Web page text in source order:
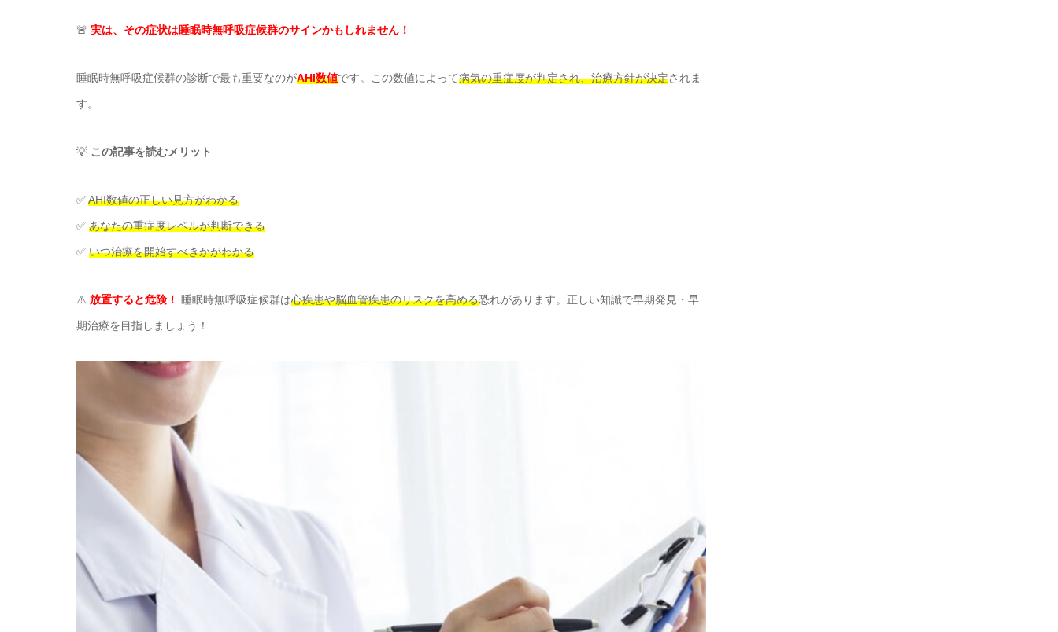
🚨 実は、その症状は睡眠時無呼吸症候群のサインかもしれません！
睡眠時無呼吸症候群の診断で最も重要なのがAHI数値です。この数値によって病気の重症度が判定され、治療方針が決定されま
す。
💡 この記事を読むメリット
✅AHI数値の正しい見方がわかる
✅ あなたの重症度レベルが判断できる
✅ いつ治療を開始すべきかがわかる
⚠️ 放置すると危険！ 睡眠時無呼吸症候群は心疾患や脳血管疾患のリスクを高める恐れがあります。正しい知識で早期発見・早
期治療を目指しましょう！